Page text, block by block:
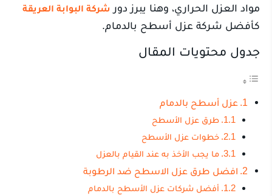
مواد العزل الحراري، وهنا يبرز دور شركة البوابة العريقة
كأفضل شركة عزل أسطح بالدمام.
جدول محتويات المقال
عزل أسطح بالدمام
طرق عزل الأسطح
خطوات عزل الأسطح
ما يجب الأخذ به عند القيام بالعزل
افضل طرق عزل الاسطح ضد الرطوبة
أفضل شركات عزل الأسطح بالدمام